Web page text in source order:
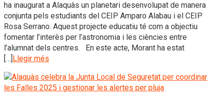
ha inaugurat a Alaquàs un planetari desenvolupat de manera
conjunta pels estudiants del CEIP Amparo Alabau i el CEIP
Rosa Serrano. Aquest projecte educatiu té com a objectiu
fomentar l’interès per l’astronomia i les ciències entre
l’alumnat dels centres. En este acte, Morant ha estat
[…] Llegir més